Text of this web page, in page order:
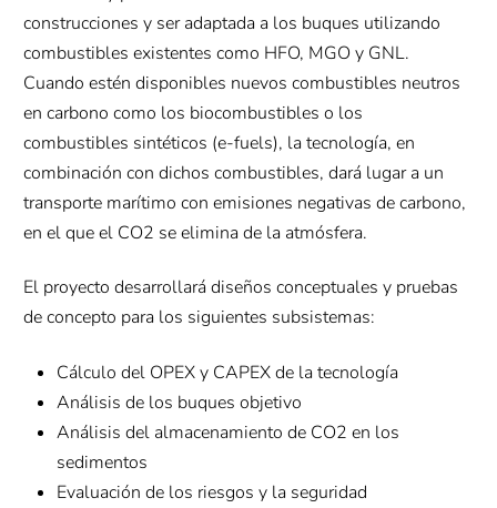
construcciones y ser adaptada a los buques utilizando
combustibles existentes como HFO, MGO y GNL.
Cuando estén disponibles nuevos combustibles neutros
en carbono como los biocombustibles o los
combustibles sintéticos (e-fuels), la tecnología, en
combinación con dichos combustibles, dará lugar a un
transporte marítimo con emisiones negativas de carbono,
en el que el CO2 se elimina de la atmósfera.
El proyecto desarrollará diseños conceptuales y pruebas
de concepto para los siguientes subsistemas:
Cálculo del OPEX y CAPEX de la tecnología
Análisis de los buques objetivo
Análisis del almacenamiento de CO2 en los
sedimentos
Evaluación de los riesgos y la seguridad